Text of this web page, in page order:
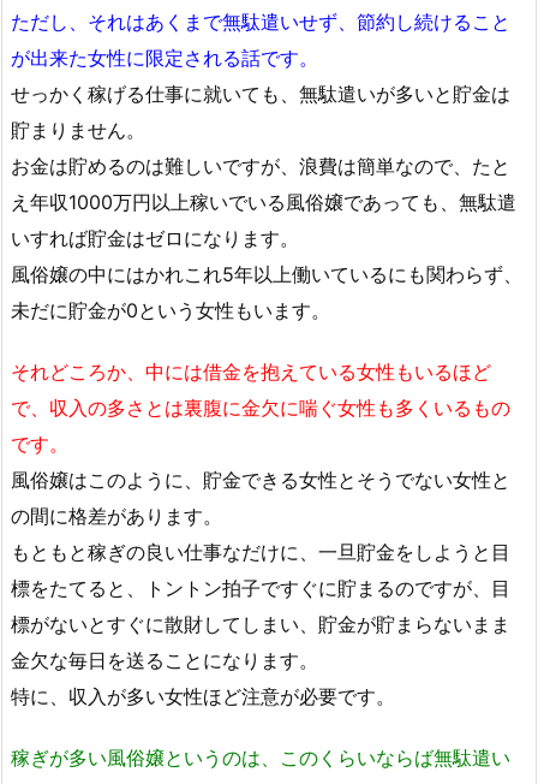
ただし、それはあくまで無駄遣いせず、節約し続けること
が出来た女性に限定される話です。
せっかく稼げる仕事に就いても、無駄遣いが多いと貯金は
貯まりません。
お金は貯めるのは難しいですが、浪費は簡単なので、たと
え年収1000万円以上稼いでいる風俗嬢であっても、無駄遣
いすれば貯金はゼロになります。
風俗嬢の中にはかれこれ5年以上働いているにも関わらず、
未だに貯金が0という女性もいます。
それどころか、中には借金を抱えている女性もいるほど
で、収入の多さとは裏腹に金欠に喘ぐ女性も多くいるもの
です。
風俗嬢はこのように、貯金できる女性とそうでない女性と
の間に格差があります。
もともと稼ぎの良い仕事なだけに、一旦貯金をしようと目
標をたてると、トントン拍子ですぐに貯まるのですが、目
標がないとすぐに散財してしまい、貯金が貯まらないまま
金欠な毎日を送ることになります。
特に、収入が多い女性ほど注意が必要です。
稼ぎが多い風俗嬢というのは、このくらいならば無駄遣い